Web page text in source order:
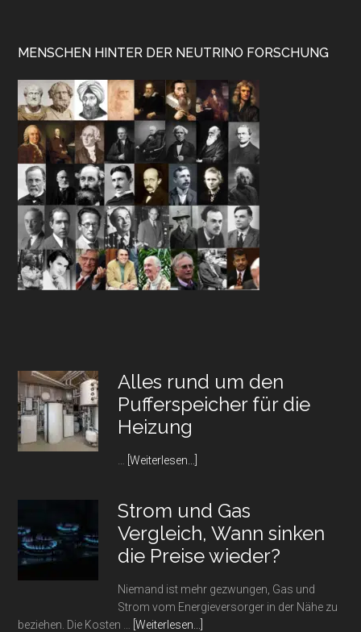
MENSCHEN HINTER DER NEUTRINO FORSCHUNG
Alles rund um den
Pufferspeicher für die
Heizung
[Weiterlesen...]
Alles
rund
den
Pufferspeicher
für
die
Strom und Gas
Vergleich, Wann sinken
die Preise wieder?
Niemand ist mehr gezwungen, Gas und
Strom vom Energieversorger in der Nähe zu
beziehen. Die Kosten …
[Weiterlesen...]